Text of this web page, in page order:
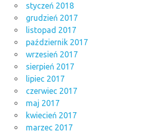
styczeń 2018
grudzień 2017
listopad 2017
październik 2017
wrzesień 2017
sierpień 2017
lipiec 2017
czerwiec 2017
maj 2017
kwiecień 2017
marzec 2017